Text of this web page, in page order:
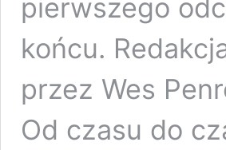
pierwszego
końcu.
przez Wes
Od czasu do